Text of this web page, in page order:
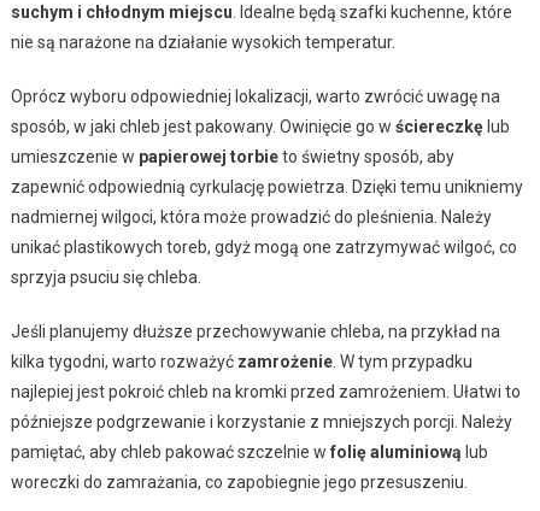
suchym i chłodnym miejscu . Idealne będą szafki kuchenne, które
nie są narażone na działanie wysokich temperatur.
Oprócz wyboru odpowiedniej lokalizacji, warto zwrócić uwagę na
sposób, w jaki chleb jest pakowany. Owinięcie go w ściereczkęlub
umieszczenie w papierowej torbieto świetny sposób, aby
zapewnić odpowiednią cyrkulację powietrza. Dzięki temu unikniemy
nadmiernej wilgoci, która może prowadzić do pleśnienia. Należy
unikać plastikowych toreb, gdyż mogą one zatrzymywać wilgoć, co
sprzyja psuciu się chleba.
Jeśli planujemy dłuższe przechowywanie chleba, na przykład na
kilka tygodni, warto rozważyć zamrożenie. W tym przypadku
najlepiej jest pokroić chleb na kromki przed zamrożeniem. Ułatwi to
późniejsze podgrzewanie i korzystanie z mniejszych porcji. Należy
pamiętać, aby chleb pakować szczelnie w folię aluminiową lub
woreczki do zamrażania, co zapobiegnie jego przesuszeniu.